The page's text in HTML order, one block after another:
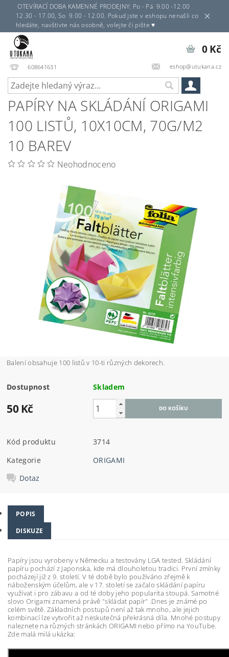
OTEVÍRACÍ DOBA KAMENNÉ PRODEJNY: Po - Pá 9.00 -12.00
12.30 - 17.00, So 9.00 - 12.00. Pokud jste v eshopu nenašli co
hledáte, navštivte nás osobně, volejte či pište ♥
608641631 eshop@utukana.cz
0 Kč
PAPÍRY NA SKLÁDÁNÍ ORIGAMI
100 LISTŮ, 10X10CM, 70G/M2
10 BAREV
Neohodnoceno
Balení obsahuje 100 listů v 10-ti různých dekorech.
Dostupnost Skladem
50 Kč
Kód produktu
3714
Kategorie
ORIGAMI
Dotaz
POPIS
DISKUZE
Papíry jsou vyrobeny v Německu a testovány LGA tested. Skládání
papíru pochází z Japonska, kde má dlouholetou tradici. První zmínky
pocházejí již z 9. století. V té době bylo používáno zřejmě k
náboženským účelům, ale v 17. století se začalo skládání papíru
využívat i pro zábavu a od té doby jeho popularita stoupá. Samotné
slovo Origami znamená právě "skládat papír" .Dnes je známé po
celém světě. Základních postupů není až tak mnoho, ale jejich
kombinací lze vytvořit až neskutečná překrásná díla. Mnohé postupy
naleznete na různých stránkách ORIGAMI nebo přímo na YouTube.
Zde malá milá ukázka: